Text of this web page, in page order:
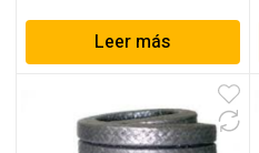
Leer más